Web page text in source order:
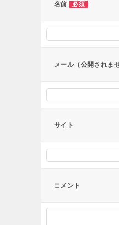
ョ
名前 必須
メール（公開されま
サイト
コメント